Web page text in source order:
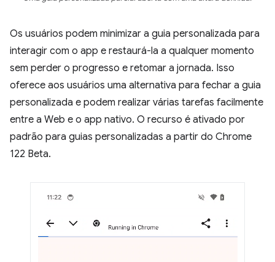
Os usuários podem minimizar a guia personalizada para
interagir com o app e restaurá-la a qualquer momento
sem perder o progresso e retomar a jornada. Isso
oferece aos usuários uma alternativa para fechar a guia
personalizada e podem realizar várias tarefas facilmente
entre a Web e o app nativo. O recurso é ativado por
padrão para guias personalizadas a partir do Chrome
122 Beta.